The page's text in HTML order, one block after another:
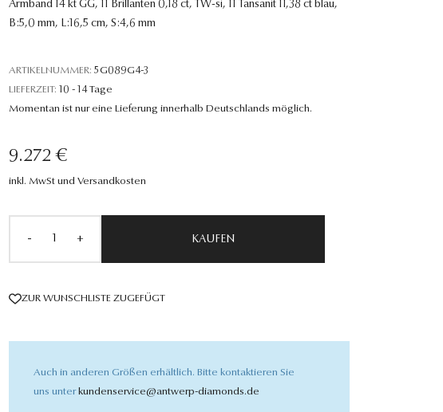
Armband 14 kt GG, 11 Brillanten 0,18 ct, TW-si, 11 Tansanit 11,38 ct blau,
B:5,0 mm, L:16,5 cm, S:4,6 mm
ARTIKELNUMMER: 5G089G4-3
LIEFERZEIT: 10 - 14 Tage
Momentan ist nur eine Lieferung innerhalb Deutschlands möglich.
9.272 €
inkl. MwSt und Versandkosten
- + KAUFEN
ZUR WUNSCHLISTE ZUGEFÜGT
Auch in anderen Größen erhältlich. Bitte kontaktieren Sie
uns unter kundenservice@antwerp-diamonds.de